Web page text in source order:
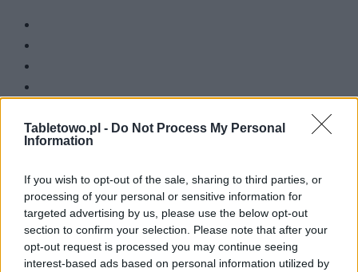
Tabletowo.pl - Do Not Process My Personal
Information
If you wish to opt-out of the sale, sharing to third parties, or
processing of your personal or sensitive information for
targeted advertising by us, please use the below opt-out
section to confirm your selection. Please note that after your
opt-out request is processed you may continue seeing
interest-based ads based on personal information utilized by
by zamknąć
ZOBACZ WSZYSTKIE WYNIKI
SUBSCRIBE